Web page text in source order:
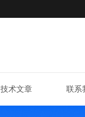
技术文章 联系